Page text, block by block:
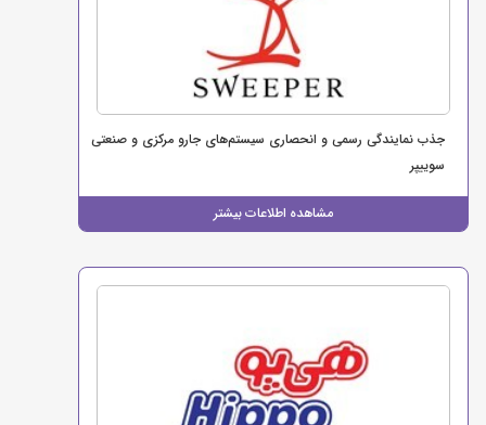
جذب نمایندگی رسمی و انحصاری سیستم‌های جارو مرکزی و صنعتی
سوییپر
مشاهده اطلاعات بیشتر